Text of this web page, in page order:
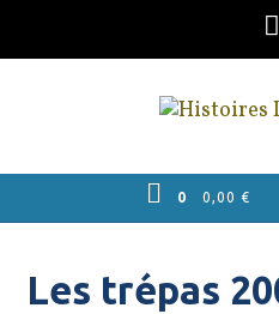
content
0 0,00 €
Les trépas